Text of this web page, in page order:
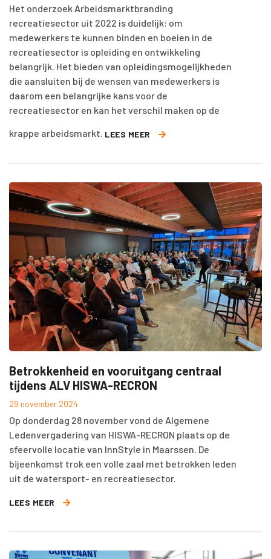
Het onderzoek Arbeidsmarktbranding
recreatiesector uit 2022 is duidelijk: om
medewerkers te kunnen binden en boeien in de
recreatiesector is opleiding en ontwikkeling
belangrijk. Het bieden van opleidingsmogelijkheden
die aansluiten bij de wensen van medewerkers is
daarom een belangrijke kans voor de
recreatiesector en kan het verschil maken op de
krappe arbeidsmarkt. LEES MEER
Betrokkenheid en vooruitgang centraal
tijdens ALV HISWA-RECRON
29 november 2024
Op donderdag 28 november vond de Algemene
Ledenvergadering van HISWA-RECRON plaats op de
sfeervolle locatie van InnStyle in Maarssen. De
bijeenkomst trok een volle zaal met betrokken leden
uit de watersport- en recreatiesector.
LEES MEER